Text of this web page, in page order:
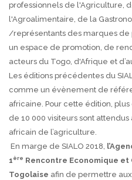
professionnels de l'Agriculture,
l'Agroalimentaire, de la
/représentants des marques de
un espace de promotion, de
acteurs du Togo, d'Afrique et
Les éditions précédentes du
comme un évènement de
africaine. Pour cette édition,
de 10 000 visiteurs sont
africain de l’agriculture.
En marge de SIALO 2018,
1ère Rencontre Economique et
Togolaise afin de permettre